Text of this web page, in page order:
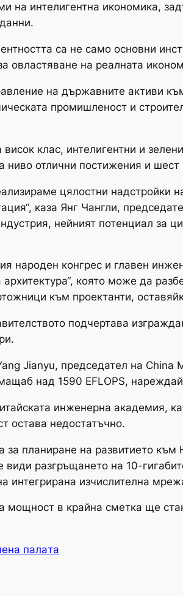
на интелигентна икономика,
са не само основни
овластяване на реалната
на държавните активи
промишленост и
клас, интелигентни и
отлични постижения и шест
цялостни надстройки
каза Янг Чангли,
нейният потенциал за
народен конгрес и главен
която може да
към проектанти,
подчертава
Jianyu, председател на China
над 1590 EFLOPS,
инженерна академия,
остава недостатъчно.
планиране на развитието към
разгръщането на 10-
интегрирана изчислителна
в крайна сметка ще
палaта